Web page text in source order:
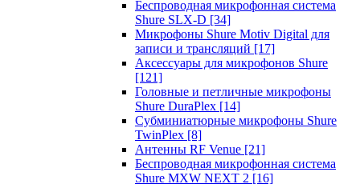
Беспроводная микрофонная система
Shure SLX-D [34]
Микрофоны Shure Motiv Digital для
записи и трансляций [17]
Аксессуары для микрофонов Shure
[121]
Головные и петличные микрофоны
Shure DuraPlex [14]
Субминиатюрные микрофоны Shure
TwinPlex [8]
Антенны RF Venue [21]
Беспроводная микрофонная система
Shure MXW NEXT 2 [16]